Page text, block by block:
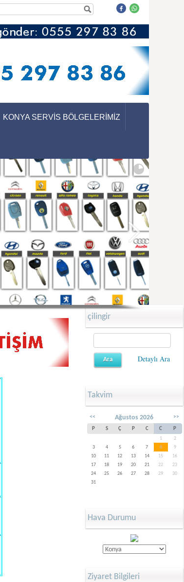
KONYA SERVİS BÖLGELERİMİZ
çilingir
Detaylı Ara
Takvim
<< Ağustos 2026 >>
P S Ç P C C
P
1
2
3
4 5 6 7 8
9
10
11 12 13 14 15
16
17
18 19 20 21 22
23
24
25 26 27 28 29
30
31
Hava Durumu
Ziyaret Bilgileri